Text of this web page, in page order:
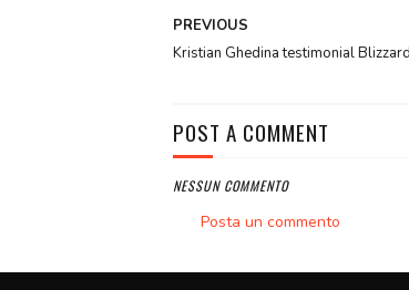
PREVIOUS
Kristian Ghedina testimonial
POST A COMMENT
NESSUN COMMENTO
Posta un commento